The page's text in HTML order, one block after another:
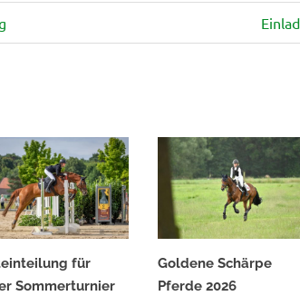
für
Sommerturnier
Goldene Schärpe
Pferde 2026